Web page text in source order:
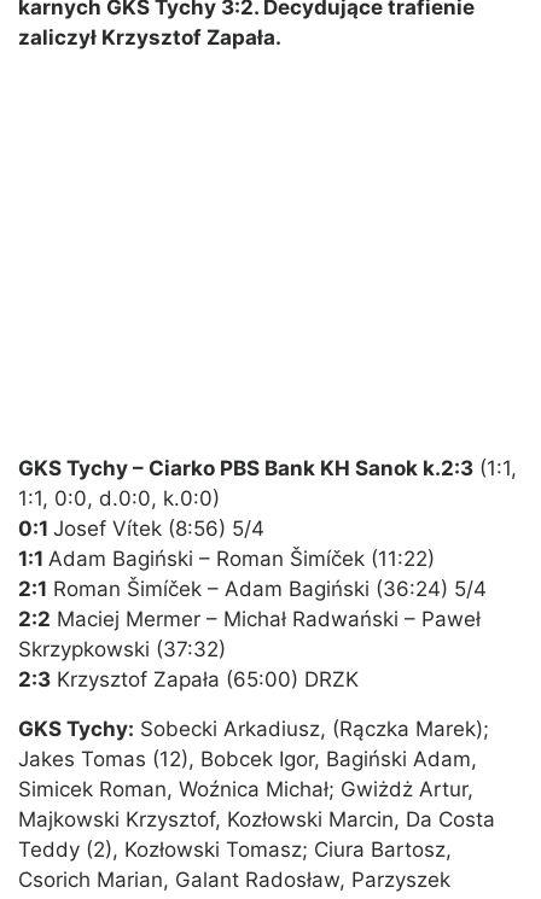
karnych GKS Tychy 3:2. Decydujące trafienie
zaliczył Krzysztof Zapała.
GKS Tychy – Ciarko PBS Bank KH Sanok k.2:3 (1:1,
1:1, 0:0, d.0:0, k.0:0)
0:1 Josef Vítek (8:56) 5/4
1:1 Adam Bagiński – Roman Šimíček (11:22)
2:1 Roman Šimíček – Adam Bagiński (36:24) 5/4
2:2 Maciej Mermer – Michał Radwański – Paweł
Skrzypkowski (37:32)
2:3 Krzysztof Zapała (65:00) DRZK
GKS Tychy: Sobecki Arkadiusz, (Rączka Marek);
Jakes Tomas (12), Bobcek Igor, Bagiński Adam,
Simicek Roman, Woźnica Michał; Gwiżdż Artur,
Majkowski Krzysztof, Kozłowski Marcin, Da Costa
Teddy (2), Kozłowski Tomasz; Ciura Bartosz,
Csorich Marian, Galant Radosław, Parzyszek